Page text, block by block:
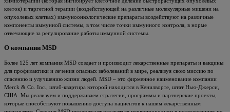
клеток) и таргетной терапии (воздействующей на различные молекулярные мишени на
опухолевых клетках) иммуноонкологические препараты воздействуют на различные
компоненты иммунной системы, в том числе точки иммунного контроля, в норме
отвечающие за регулирование работы иммунной системы.
О компании MSD
Более 125 лет компания MSD создает и производит лекарственные препараты и вакцины
для профилактики и лечения опасных заболеваний в мире, реализуя свою миссию по
спасению и улучшению жизни людей. MSD – это фирменное наименование компании
Merck & Co. Inc., штаб-квартира которой находится в Кенилворте, штат Нью-Джерси,
США. Мы реализуем и поддерживаем стратегии, программы и партнерские проекты,
которые способствуют повышению доступа пациентов к нашим лекарственным